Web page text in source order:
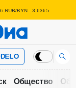
RUB/BYN - 3.6365
Общество